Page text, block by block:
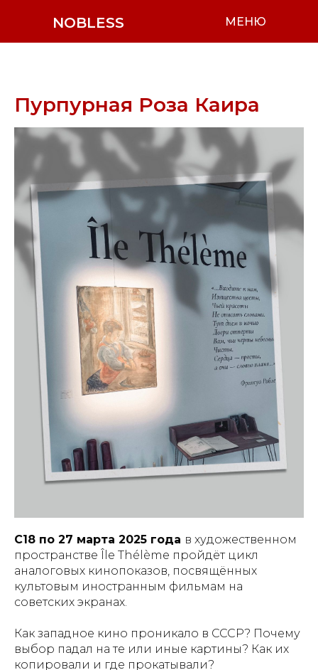
NOBLESS МЕНЮ
Пурпурная Роза Каира
С18 по 27 марта 2025 года в художественном
пространстве Île Thélème пройдёт цикл
аналоговых кинопоказов, посвящённых
культовым иностранным фильмам на
советских экранах.
Как западное кино проникало в СССР? Почему
выбор падал на те или иные картины? Как их
копировали и где прокатывали?